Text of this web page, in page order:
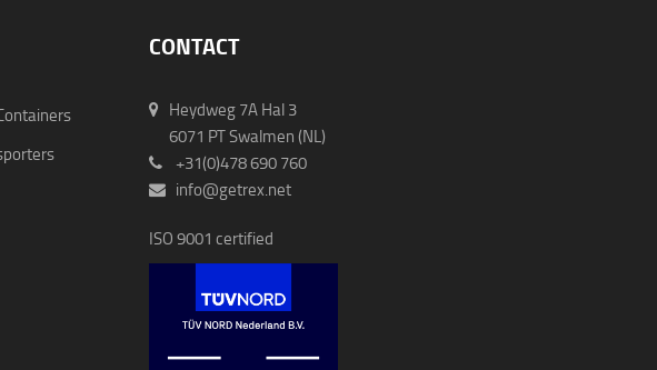
CONTACT
Heydweg 7A Hal 3
6071 PT Swalmen (NL)
+31(0)478 690 760
info@getrex.net
ISO 9001 certified